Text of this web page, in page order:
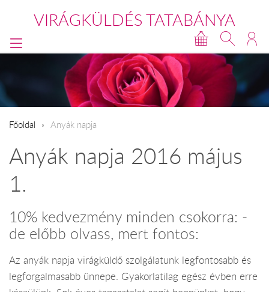
VIRÁGKÜLDÉS TATABÁNYA
Főoldal Anyák napja
Anyák napja 2016 május
1.
10% kedvezmény minden csokorra: -
de előbb olvass, mert fontos:
Az anyák napja virágküldő szolgálatunk legfontosabb és
legforgalmasabb ünnepe. Gyakorlatilag egész évben erre